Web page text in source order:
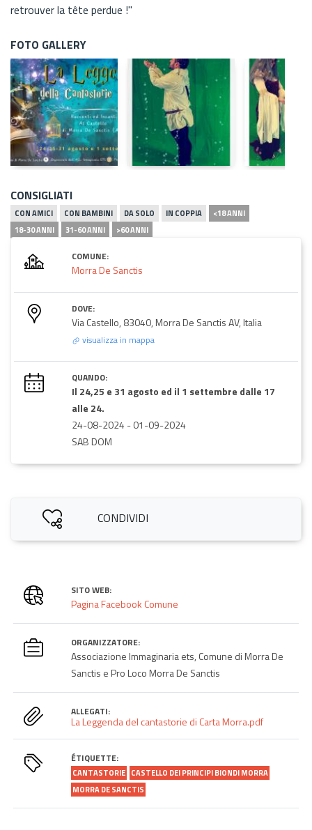
retrouver la tête perdue !"
FOTO GALLERY
CONSIGLIATI
CON AMICI CON BAMBINI DA SOLO IN COPPIA
<18 ANNI
18-30 ANNI
31-60 ANNI >60 ANNI
COMUNE:
Morra De Sanctis
DOVE:
Via Castello, 83040, Morra De Sanctis AV, Italia
visualizza in mappa
QUANDO:
Il 24,25 e 31 agosto ed il 1 settembre dalle 17
alle 24.
24-08-2024 -01-09-2024
SAB DOM
CONDIVIDI
SITO WEB:
Pagina Facebook Comune
ORGANIZZATORE:
Associazione Immaginaria ets, Comune di Morra De
Sanctis e Pro Loco Morra De Sanctis
ALLEGATI:
La Leggenda del cantastorie di Carta Morra.pdf
ÉTIQUETTE:
CANTASTORIE CASTELLO DEI PRINCIPI BIONDI MORRA
MORRA DE SANCTIS